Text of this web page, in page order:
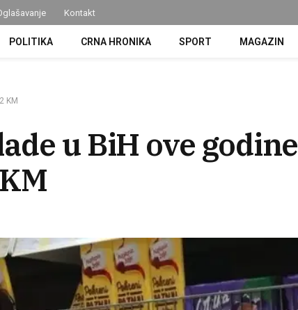
Kontakt
POLITIKA CRNA HRONIKA SPORT MAGAZIN
KM
u BiH ove godine